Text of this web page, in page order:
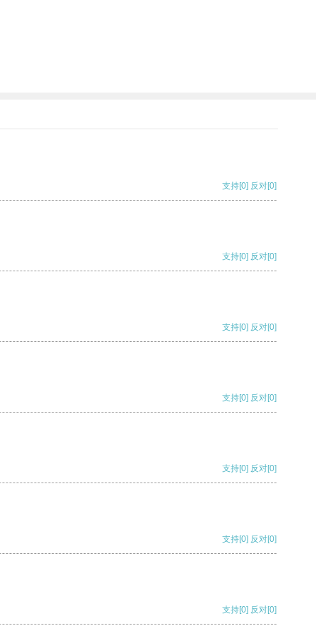
支持[0] 反对[0]
支持[0] 反对[0]
支持[0] 反对[0]
支持[0] 反对[0]
支持[0] 反对[0]
支持[0] 反对[0]
支持[0] 反对[0]